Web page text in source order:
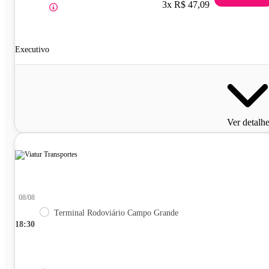
Executivo
3x R$ 47,09
Ver
18:30
08/08
Terminal Rodoviário Campo Grande